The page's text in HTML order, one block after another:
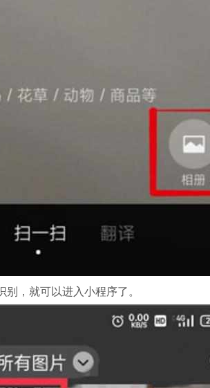
别，就可以进入小程序了。